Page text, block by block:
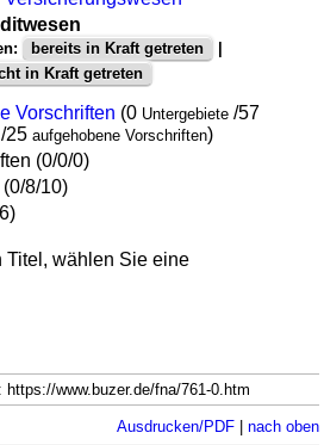
bereits in Kraft getreten
|
in Kraft getreten
Vorschriften (0 Untergebiete /57
/25aufgehobene Vorschriften)
(0/0/0)
(0/8/10)
Titel, wählen Sie eine
https://www.buzer.de/fna/761-0.htm
Ausdrucken/PDF| nach oben